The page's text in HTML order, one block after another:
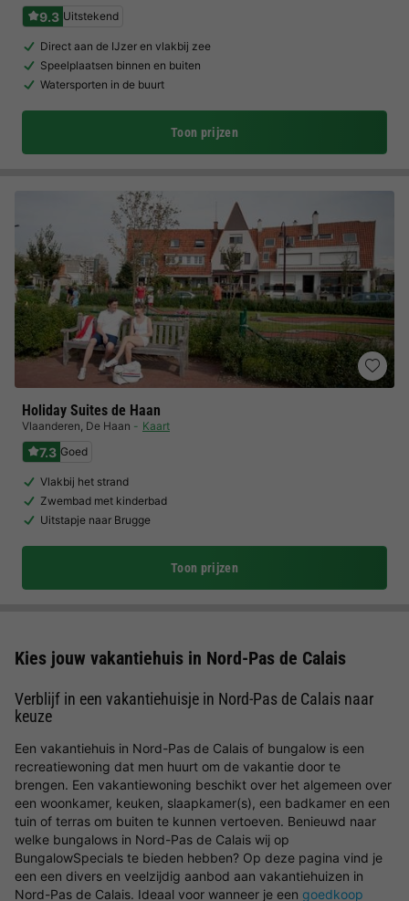
9.3 Uitstekend
Direct aan de IJzer en vlakbij zee
Speelplaatsen binnen en buiten
Watersporten in de buurt
Toon prijzen
Holiday Suites de Haan
Vlaanderen, De Haan Kaart
7.3 Goed
Vlakbij het strand
Zwembad met kinderbad
Uitstapje naar Brugge
Toon prijzen
Kies jouw vakantiehuis in Nord-Pas de Calais
Verblijf in een vakantiehuisje in Nord-Pas de Calais naar
keuze
Een vakantiehuis in Nord-Pas de Calais of bungalow is een
recreatiewoning dat men huurt om de vakantie door te
brengen. Een vakantiewoning beschikt over het algemeen over
een woonkamer, keuken, slaapkamer(s), een badkamer en een
tuin of terras om buiten te kunnen vertoeven. Benieuwd naar
welke bungalows in Nord-Pas de Calais wij op
BungalowSpecials te bieden hebben? Op deze pagina vind je
een een divers en veelzijdig aanbod aan vakantiehuizen in
Nord-Pas de Calais. Ideaal voor wanneer je een goedkoop